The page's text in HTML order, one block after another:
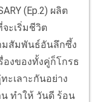
(Ep.2) ผลิต
จะเริ่มชีวิต
มสัมพันธ์อันลึกซึ้ง
งของทั้งคู่ก็โกรธ
ะเลาะกันอย่าง
ทำให้ วันดี ร้อน